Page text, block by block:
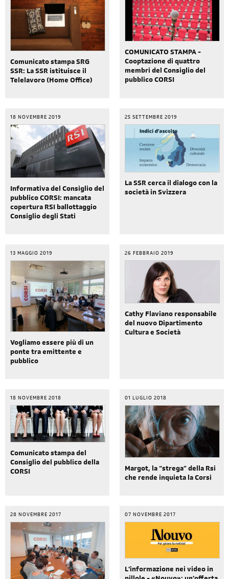
Comunicato stampa SRG
SSR: La SSR istituisce il
Telelavoro (Home Office)
COMUNICATO STAMPA -
Cooptazione di quattro
membri del Consiglio del
pubblico CORSI
18 NOVEMBRE 2019
Informativa del Consiglio del
pubblico CORSI: mancata
copertura RSI ballottaggio
Consiglio degli Stati
25 SETTEMBRE 2019
La SSR cerca il dialogo con la
società in Svizzera
13 MAGGIO 2019
Vogliamo essere più di un
ponte tra emittente e
pubblico
26 FEBBRAIO 2019
Cathy Flaviano responsabile
del nuovo Dipartimento
Cultura e Società
18 NOVEMBRE 2018
Comunicato stampa del
Consiglio del pubblico della
CORSI
01 LUGLIO 2018
Margot, la “strega” della Rsi
che rende inquieta la Corsi
28 NOVEMBRE 2017 07 NOVEMBRE 2017
L'informazione nei video in